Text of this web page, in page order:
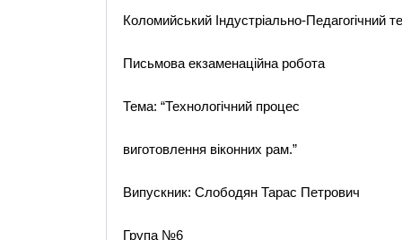
Коломийський Індустріально-Педагогічний
Письмова екзаменаційна робота
Тема: “Технологічний процес
виготовлення віконних рам.”
Випускник: Слободян Тарас Петрович
Група №6